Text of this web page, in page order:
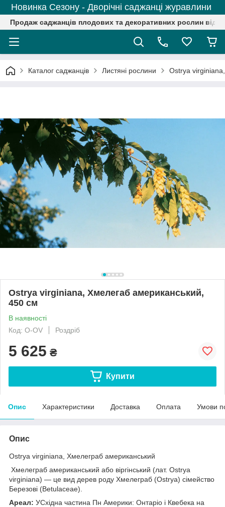
Новинка Сезону - Дворічні саджанці журавлини
Продаж саджанців плодових та декоративних рослин від
Каталог саджанців Листяні рослини Ostrya
Ostrya virginiana, Хмелегаб американський,
450 см
В наявності
Код: O-OV
Роздріб
5 625 ₴
Купити
Опис Характеристики Доставка Оплата Умови
Опис
Ostrya virginiana, Хмелеграб американський
Хмелеграб американський або віргінський (лат. Ostrya
virginiana) — це вид дерев роду Хмелеграб (Ostrya) сімейство
Березові (Betulaceae).
Ареал: УСхідна частина Пн Америки: Онтаріо і Квебека на